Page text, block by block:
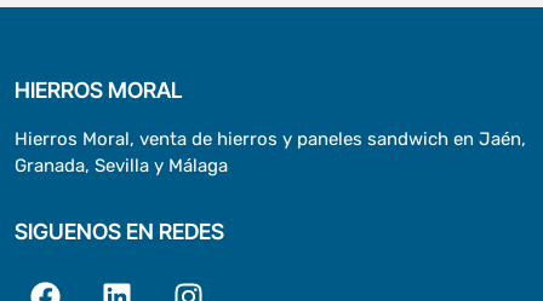
HIERROS MORAL
Hierros Moral, venta de hierros y paneles sandwich en Jaén,
Granada, Sevilla y Málaga
SIGUENOS EN REDES